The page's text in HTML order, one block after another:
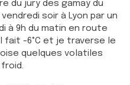
du jury des gamay du
soir à Lyon par un
à 9h du matin en route
fait -6°C et je traverse le
quelques volatiles